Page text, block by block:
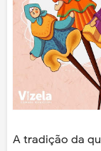
A tradição da